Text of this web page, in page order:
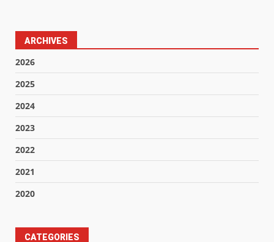
ARCHIVES
2026
2025
2024
2023
2022
2021
2020
CATEGORIES